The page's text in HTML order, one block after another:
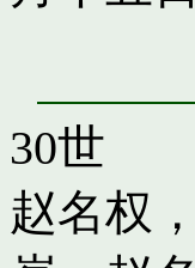
30世
赵名权